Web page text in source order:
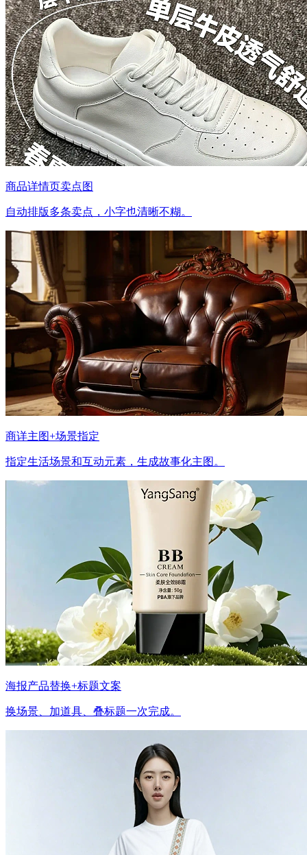
商品详情页卖点图
自动排版多条卖点，小字也清晰不糊。
商详主图+场景指定
指定生活场景和互动元素，生成故事化主图。
海报产品替换+标题文案
换场景、加道具、叠标题一次完成。